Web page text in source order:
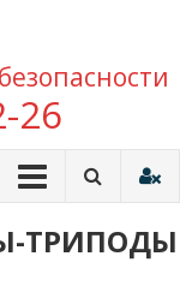
умных покупок
26
ТРИПОДЫ